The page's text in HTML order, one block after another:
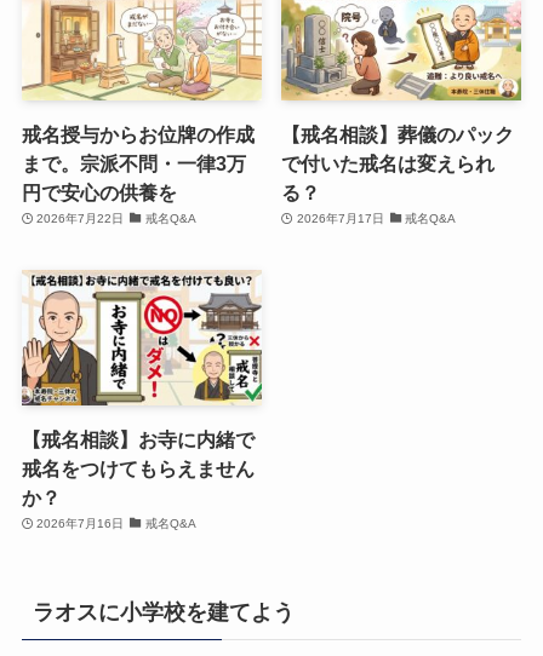
戒名授与からお位牌の作成
まで。宗派不問・一律3万
円で安心の供養を
2026年7月22日 戒名Q&A
【戒名相談】葬儀のパック
で付いた戒名は変えられ
る？
2026年7月17日 戒名Q&A
【戒名相談】お寺に内緒で
戒名をつけてもらえません
か？
2026年7月16日 戒名Q&A
ラオスに小学校を建てよう